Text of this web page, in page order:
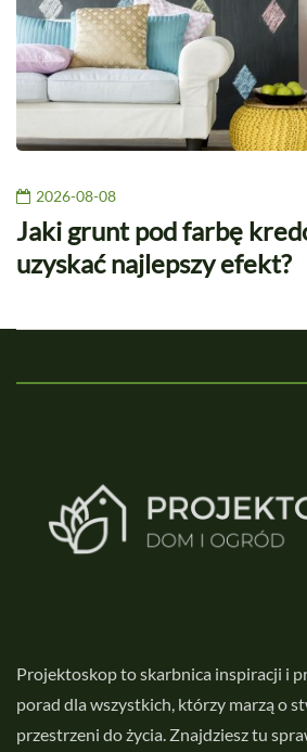
2026-08-08
Jaki grunt pod farbę
uzyskać najlepszy efekt?
Projektoskop to skarbnica inspiracji i
porad dla wszystkich, którzy marzą o
przestrzeni do życia. Znajdziesz tu